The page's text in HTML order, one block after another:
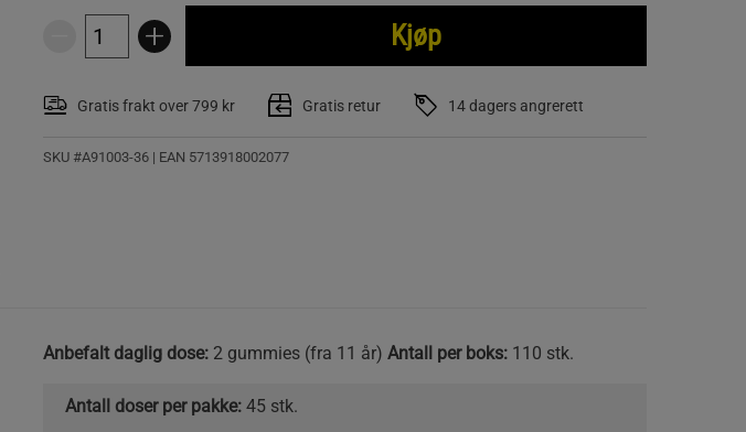
Kjøp
Gratis frakt over 799 kr Gratis retur 14 dagers angrerett
SKU #A91003-36 | EAN 5713918002077
Anbefalt daglig dose:2 gummies (fra 11 år) Antall per boks:110 stk.
Antall doser per pakke:45 stk.